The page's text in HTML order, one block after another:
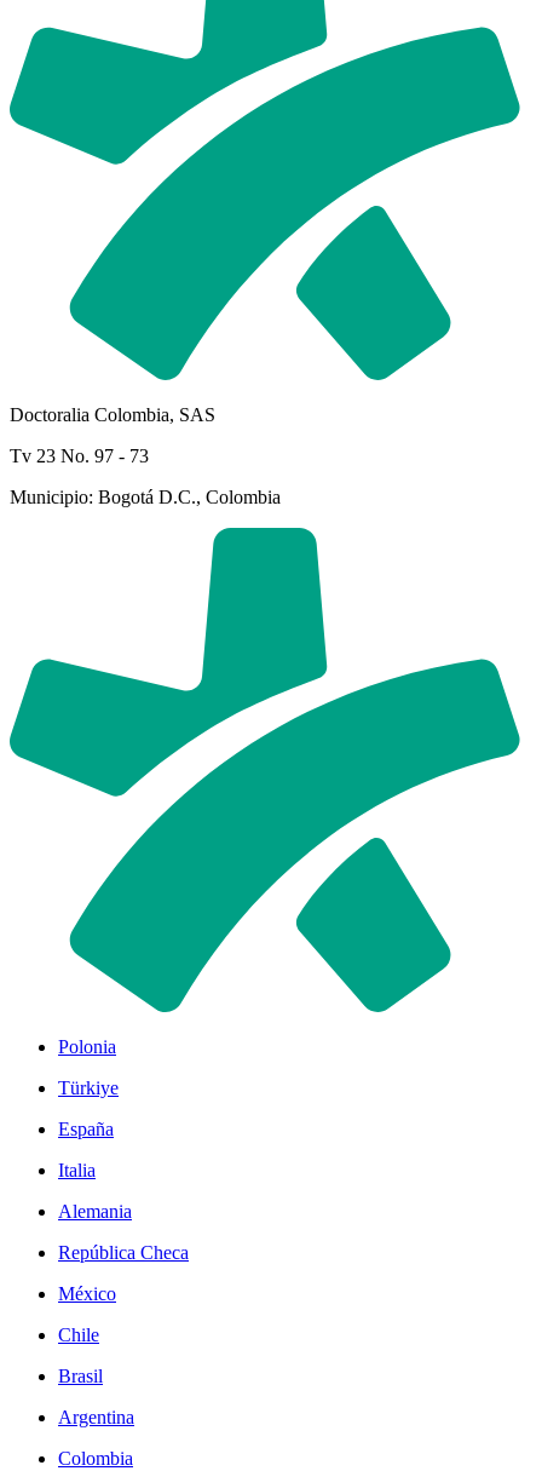
Doctoralia Colombia, SAS
Tv 23 No. 97 - 73
Municipio: Bogotá D.C., Colombia
Polonia
Türkiye
España
Italia
Alemania
República Checa
México
Chile
Brasil
Argentina
Colombia